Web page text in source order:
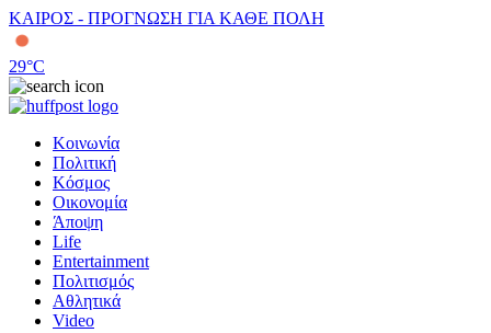
ΚΑΙΡΟΣ - ΠΡΟΓΝΩΣΗ ΓΙΑ ΚΑΘΕ ΠΟΛΗ
29°C
Κοινωνία
Πολιτική
Κόσμος
Οικονομία
Άποψη
Life
Entertainment
Πολιτισμός
Αθλητικά
Video